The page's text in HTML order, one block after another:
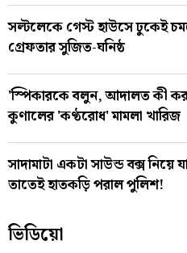
সল্টলেকে গেস্ট হাউসে ঢুকেই
গ্রেফতার সুজিত-ঘনিষ্ঠ
'স্পিকারকে বলুন, আদালত কী
কুণালের 'কণ্ঠরোধ' মামলা খারিজ
সাদামাটা একটা সাউন্ড বক্স নিয়ে
তাতেই হাতকড়ি পরাল পুলিশ!
ভিডিয়ো